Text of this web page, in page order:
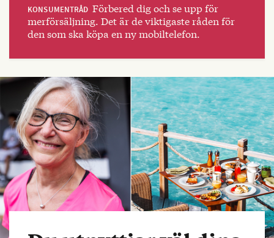
KONSUMENTRÅD Förbered dig och se upp för
merförsäljning. Det är de viktigaste råden för
den som ska köpa en ny mobiltelefon.